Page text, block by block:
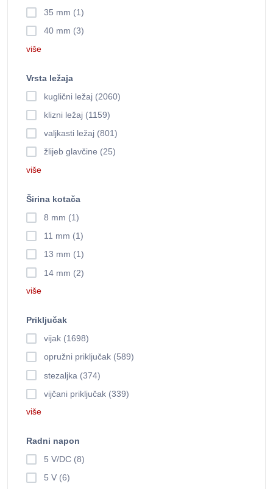
35 mm (1)
40 mm (3)
više
Vrsta ležaja
kuglični ležaj (2060)
klizni ležaj (1159)
valjkasti ležaj (801)
žlijeb glavčine (25)
više
Širina kotača
8 mm (1)
11 mm (1)
13 mm (1)
14 mm (2)
više
Priključak
vijak (1698)
opružni priključak (589)
stezaljka (374)
vijčani priključak (339)
više
Radni napon
5 V/DC (8)
5 V (6)